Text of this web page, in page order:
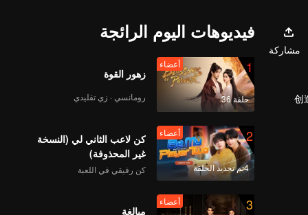
will pass through to
next round! By the
goodbye for
someone!
for the second
performance in next
CHUANG2019 work
together for the
professional review！
The second awesome
مشاركة
《
فيديوهات اليوم الرائجة
1
حلقة 36
أعضاء
زهور القوة
رومانسي · زي تقليدي
2
4تم تجديد الحلقة
أعضاء
كن لاعب الثاني لي (النسخة
غير المحذوفة)
كن رفيقي في اللعبة
3 أعضاء
مبالغة